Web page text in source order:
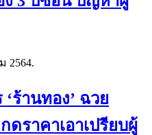
2564.
ร้านทอง’ ฉวย
ดราคาเอาเปรียบผู้